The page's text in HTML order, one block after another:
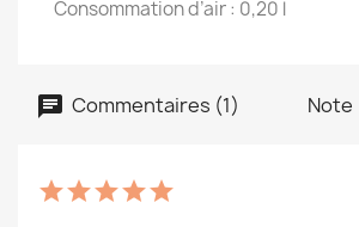
Consommation d’air : 0,20 l
Commentaires (1) Note